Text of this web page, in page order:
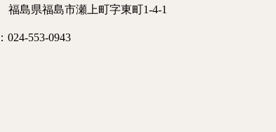
島県福島市瀬上町字東町1-4-1
553-0943